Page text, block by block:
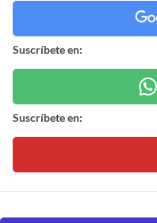
Suscríbete en:
Suscríbete en: